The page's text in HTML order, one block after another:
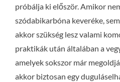
próbálja ki először. Amikor
szódabikarbóna keveréke,
akkor szükség lesz valami
praktikák után általában a
amelyek sokszor már
akkor biztosan egy